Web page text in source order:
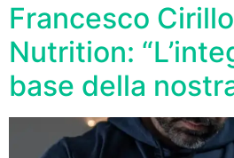
Francesco
Nutrition:
base della